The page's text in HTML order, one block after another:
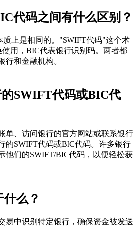
代码之间有什么区别？
质上是相同的。"SWIFT代码"这个术
用，BIC代表银行识别码。两者都
行和金融机构。
SWIFT代码或BIC代
单、访问银行的官方网站或联系银行
的SWIFT代码或BIC代码。许多银行
他们的SWIFT/BIC代码，以便轻松获
么？
易中识别特定银行，确保资金被发送